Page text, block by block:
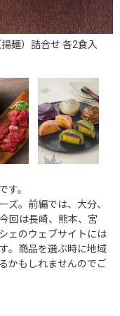
麺）詰合せ 各2食入
す。
ズ。前編では、大分、
回は長崎、熊本、宮
ェのウェブサイトには
。商品を選ぶ時に地域
かもしれませんのでご